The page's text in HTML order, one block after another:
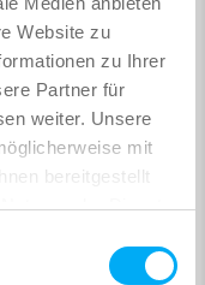
Website zu
zu Ihrer
Partner für
weiter. Unsere
mit
bereitgestellt
der Dienste